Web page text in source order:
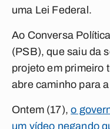
uma Lei Federal.
Ao Conversa Política
(PSB), que saiu da
projeto em primeiro
abre caminho para
Ontem (17),o
um vídeo negando